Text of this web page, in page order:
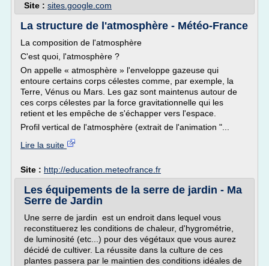
Site : sites.google.com
La structure de l'atmosphère - Météo-France
La composition de l'atmosphère
C'est quoi, l'atmosphère ?
On appelle « atmosphère » l'enveloppe gazeuse qui
entoure certains corps célestes comme, par exemple, la
Terre, Vénus ou Mars. Les gaz sont maintenus autour de
ces corps célestes par la force gravitationnelle qui les
retient et les empêche de s'échapper vers l'espace.
Profil vertical de l'atmosphère (extrait de l'animation "...
Lire la suite
Site : http://education.meteofrance.fr
Les équipements de la serre de jardin - Ma
Serre de Jardin
Une serre de jardin est un endroit dans lequel vous
reconstituerez les conditions de chaleur, d'hygrométrie,
de luminosité (etc...) pour des végétaux que vous aurez
décidé de cultiver. La réussite dans la culture de ces
plantes passera par le maintien des conditions idéales de